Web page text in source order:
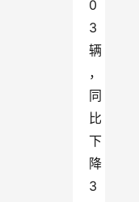
0
3
辆
，
同
比
下
降
3